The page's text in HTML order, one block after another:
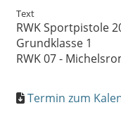
Text
RWK Sportpistole
Grundklasse 1
RWK 07 -
Termin zum